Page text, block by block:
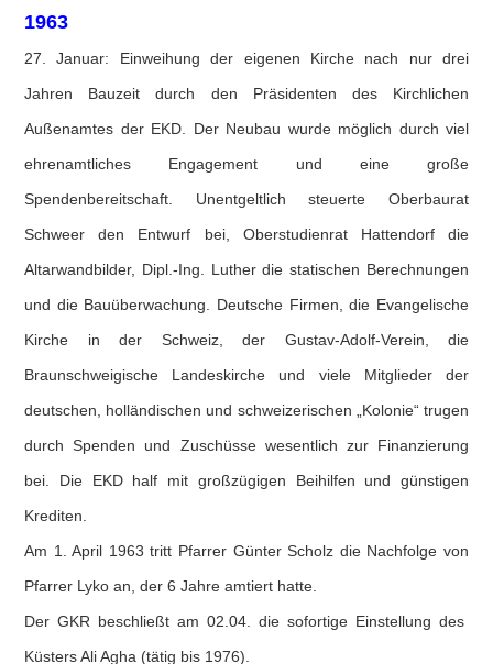
1963
27. Januar: Einweihung der eigenen Kirche nach nur drei
Jahren Bauzeit durch den Präsidenten des Kirchlichen
Außenamtes der EKD. Der Neubau wurde möglich durch viel
ehrenamtliches Engagement und eine große
Spendenbereitschaft. Unentgeltlich steuerte Oberbaurat
Schweer den Entwurf bei, Oberstudienrat Hattendorf die
Altarwandbilder, Dipl.-Ing. Luther die statischen Berechnungen
und die Bauüberwachung. Deutsche Firmen, die Evangelische
Kirche in der Schweiz, der Gustav-Adolf-Verein, die
Braunschweigische Landeskirche und viele Mitglieder der
deutschen, holländischen und schweizerischen „Kolonie“ trugen
durch Spenden und Zuschüsse wesentlich zur Finanzierung
bei. Die EKD half mit großzügigen Beihilfen und günstigen
Krediten.
Am 1. April 1963 tritt Pfarrer Günter Scholz die Nachfolge von
Pfarrer Lyko an, der 6 Jahre amtiert hatte.
Der GKR beschließt am 02.04. die sofortige Einstellung des
Küsters Ali Agha (tätig bis 1976).